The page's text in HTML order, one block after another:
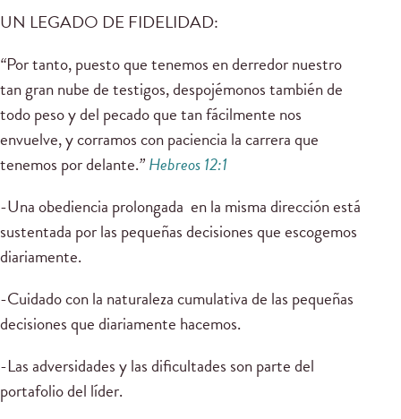
UN LEGADO DE FIDELIDAD:
“Por tanto, puesto que tenemos en derredor nuestro
tan gran nube de testigos, despojémonos también de
todo peso y del pecado que tan fácilmente nos
envuelve, y corramos con paciencia la carrera que
tenemos por delante.”Hebreos 12:1
-Una obediencia prolongada en la misma dirección está
sustentada por las pequeñas decisiones que escogemos
diariamente.
-Cuidado con la naturaleza cumulativa de las pequeñas
decisiones que diariamente hacemos.
-Las adversidades y las dificultades son parte del
portafolio del líder.